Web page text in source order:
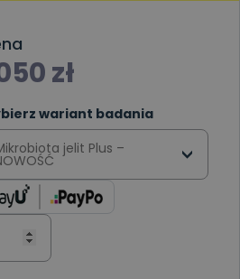
zł
wariant badania
jelit Plus –